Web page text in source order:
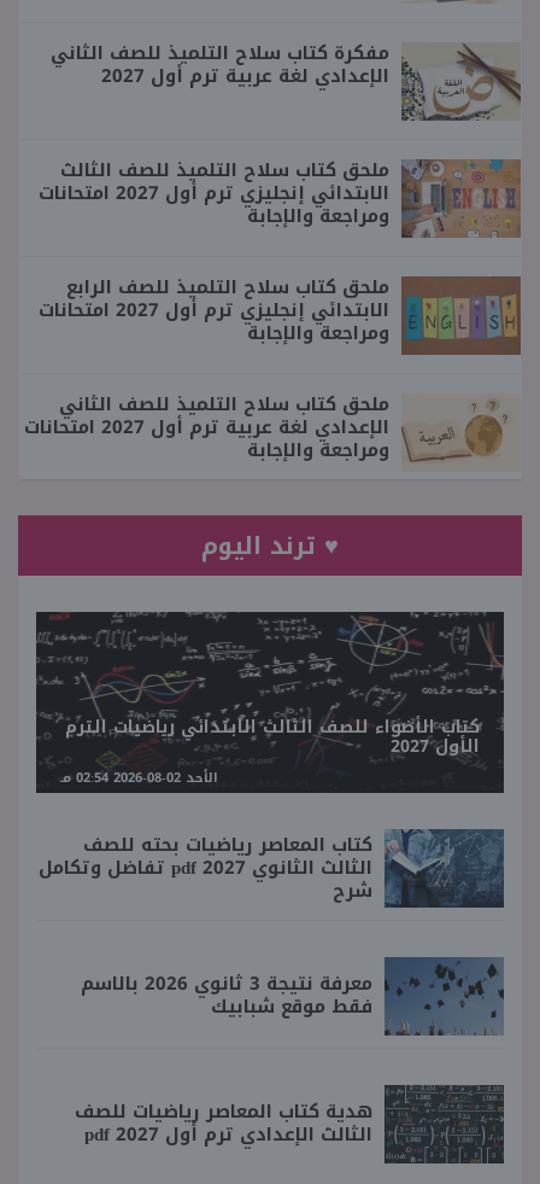
مفكرة كتاب سلاح التلميذ للصف الثاني
الإعدادي لغة عربية ترم أول 2027
ملحق كتاب سلاح التلميذ للصف الثالث
الابتدائي إنجليزي ترم أول 2027 امتحانات
ومراجعة والإجابة
ملحق كتاب سلاح التلميذ للصف الرابع
الابتدائي إنجليزي ترم أول 2027 امتحانات
ومراجعة والإجابة
ملحق كتاب سلاح التلميذ للصف الثاني
الإعدادي لغة عربية ترم أول 2027 امتحانات
ومراجعة والإجابة
♥ ترند اليوم
كتاب الأضواء للصف الثالث الابتدائي رياضيات الترم
الأول 2027
الأحد 02-08-2026 02:54 مـ
كتاب المعاصر رياضيات بحته للصف
الثالث الثانوي 2027 pdf تفاضل وتكامل
شرح
معرفة نتيجة 3 ثانوي 2026 بالاسم
فقط موقع شبابيك
هدية كتاب المعاصر رياضيات للصف
الثالث الإعدادي ترم أول 2027 pdf